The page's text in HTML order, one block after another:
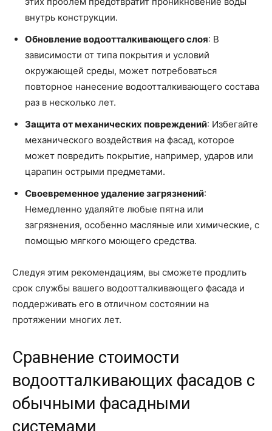
внутрь конструкции.
Обновление водоотталкивающего слоя: В
зависимости от типа покрытия и условий
окружающей среды, может потребоваться
повторное нанесение водоотталкивающего состава
раз в несколько лет.
Защита от механических повреждений: Избегайте
механического воздействия на фасад, которое
может повредить покрытие, например, ударов или
царапин острыми предметами.
Своевременное удаление загрязнений:
Немедленно удаляйте любые пятна или
загрязнения, особенно масляные или химические, с
помощью мягкого моющего средства.
Следуя этим рекомендациям, вы сможете продлить
срок службы вашего водоотталкивающего фасада и
поддерживать его в отличном состоянии на
протяжении многих лет.
Сравнение стоимости
водоотталкивающих фасадов с
обычными фасадными
системами